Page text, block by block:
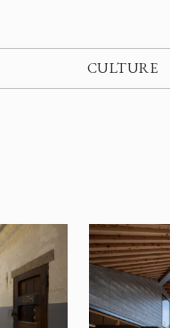
CULTURE